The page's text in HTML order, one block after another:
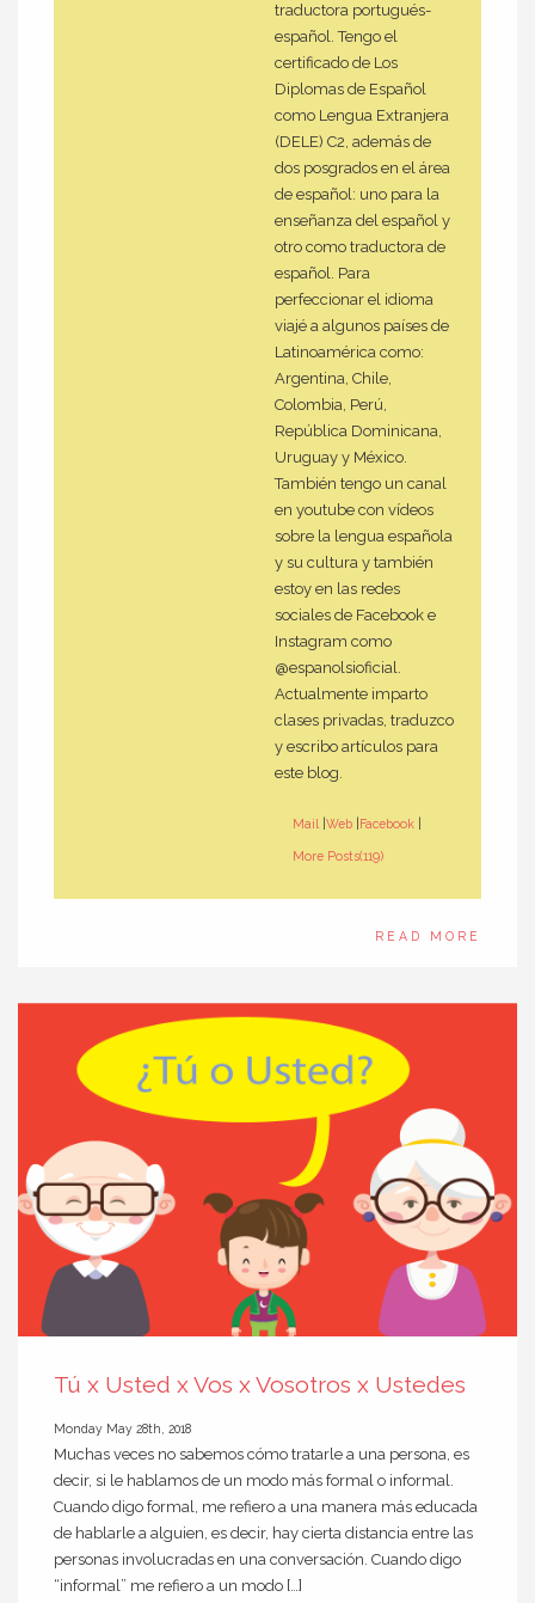
traductora portugués-
español. Tengo el
certificado de Los
Diplomas de Español
como Lengua Extranjera
(DELE) C2, además de
dos posgrados en el área
de español: uno para la
enseñanza del español y
otro como traductora de
español. Para
perfeccionar el idioma
viajé a algunos países de
Latinoamérica como:
Argentina, Chile,
Colombia, Perú,
República Dominicana,
Uruguay y México.
También tengo un canal
en youtube con vídeos
sobre la lengua española
y su cultura y también
estoy en las redes
sociales de Facebook e
Instagram como
@espanolsioficial.
Actualmente imparto
clases privadas, traduzco
y escribo artículos para
este blog.
Mail Web Facebook
More Posts(119)
READ MORE
Tú x Usted x Vos x Vosotros x Ustedes
Monday May 28th, 2018
Muchas veces no sabemos cómo tratarle a una persona, es
decir, si le hablamos de un modo más formal o informal.
Cuando digo formal, me refiero a una manera más educada
de hablarle a alguien, es decir, hay cierta distancia entre las
personas involucradas en una conversación. Cuando digo
“informal” me refiero a un modo […]